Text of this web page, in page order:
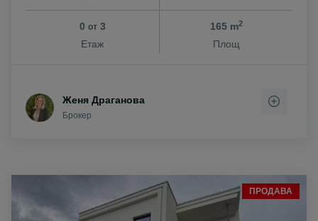
0 от3
Етаж
165 m2
Площ
Женя Драганова
Брокер
ПРОДАВА